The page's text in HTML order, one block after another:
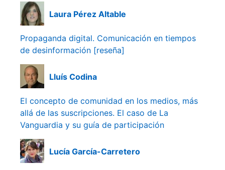
Laura Pérez Altable
Propaganda digital. Comunicación en tiempos
de desinformación [reseña]
Lluís Codina
El concepto de comunidad en los medios, más
allá de las suscripciones. El caso de La
Vanguardia y su guía de participación
Lucía García-Carretero